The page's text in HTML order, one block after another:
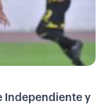
Independiente y